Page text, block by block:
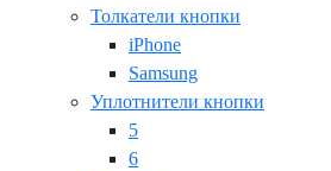
Толкатели кнопки
iPhone
Samsung
Уплотнители кнопки
5
6